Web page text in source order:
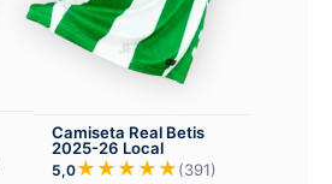
Camiseta Real Betis
2025-26 Local
5,0★★★★★(391)